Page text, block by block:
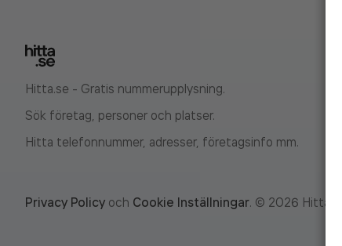
Hitta.se - Gratis nummerupplysning.
Sök företag, personer och platser.
Hitta telefonnummer, adresser, företagsinfo mm.
Privacy Policy och Cookie Inställningar. © 2026 Hitta.se